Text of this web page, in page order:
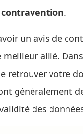
.
un avis de
meilleur allié. Dans
retrouver votre
généralement
des